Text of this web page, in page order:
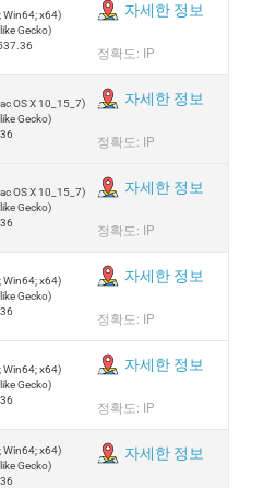
Win64; x64)
Gecko)
자세한 정보
정확도: IP
OS X 10_15_7)
Gecko)
자세한 정보
정확도: IP
OS X 10_15_7)
Gecko)
자세한 정보
정확도: IP
Win64; x64)
Gecko)
자세한 정보
정확도: IP
Win64; x64)
Gecko)
자세한 정보
정확도: IP
Win64; x64)
Gecko)
자세한 정보